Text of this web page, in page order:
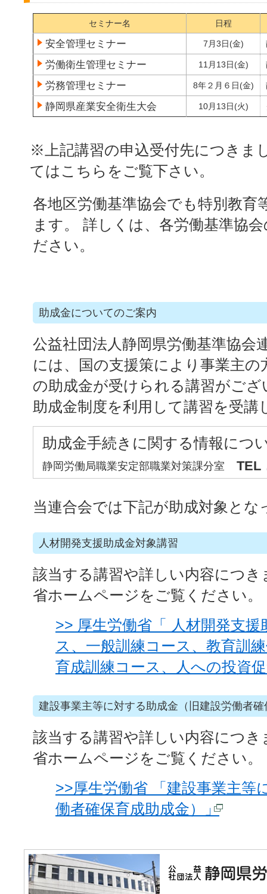
セミナー名 日程
安全管理セミナー 7月3日(金)
労働衛生管理セミナー 11月13日(金)
労務管理セミナー 8年２月６日(金)
静岡県産業安全衛生大会 10月13日(火)
※上記講習の申込受付先につきま
てはこちらをご覧下さい。
各地区労働基準協会でも特別教育
ます。 詳しくは、各労働基準協
ださい。
助成金についてのご案内
公益社団法人静岡県労働基準協会
には、国の支援策により事業主
の助成金が受けられる講習がござ
助成金制度を利用して講習を受
助成金手続きに関する情報につ
静岡労働局職業安定部職業対策課分室 TEL
当連合会では下記が助成対象とな
人材開発支援助成金対象講習
該当する講習や詳しい内容につ
省ホームページをご覧ください。
>> 厚生労働省「 人材開発支
ス、一般訓練コース、教育訓
育成訓練コース、人への投資
建設事業主等に対する助成金（旧建設労働者
該当する講習や詳しい内容につ
省ホームページをご覧ください。
>>厚生労働省 「建設事業主等
働者確保育成助成金）」